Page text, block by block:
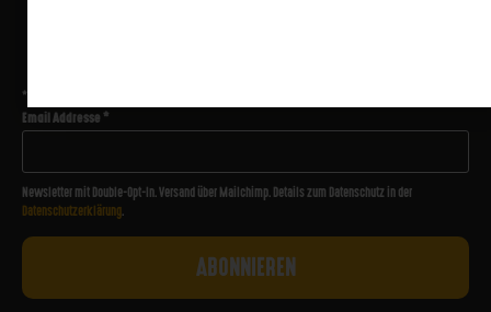
*
Email Addresse*
Newsletter mit Double-Opt-In. Versand über Mailchimp. Details zum Datenschutz in der
Datenschutzerklärung.